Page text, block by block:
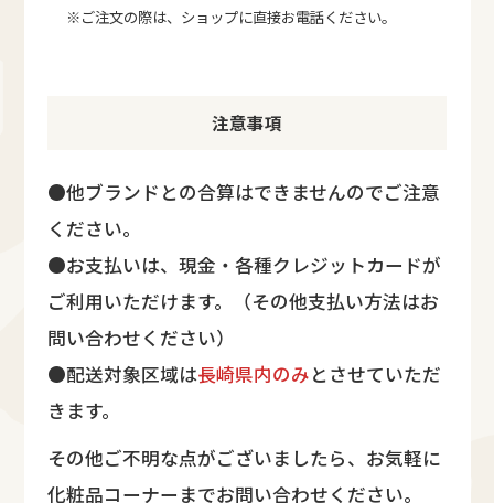
※ご注文の際は、ショップに直接お電話ください。
注意事項
●他ブランドとの合算はできませんのでご注意
ください。
●お支払いは、現金・各種クレジットカードが
ご利用いただけます。（その他支払い方法はお
問い合わせください）
●配送対象区域は長崎県内のみとさせていただ
きます。
その他ご不明な点がございましたら、お気軽に
化粧品コーナーまでお問い合わせください。